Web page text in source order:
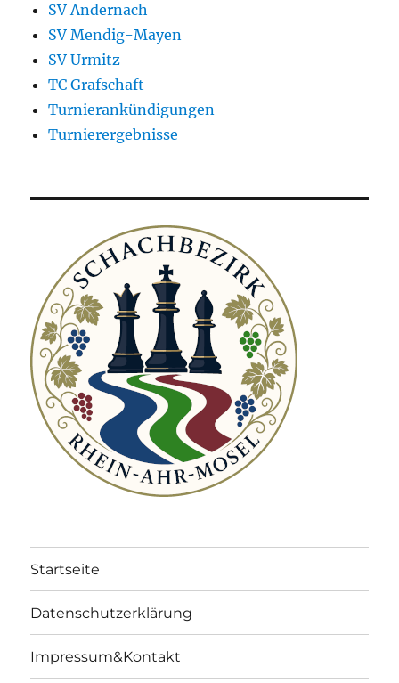
SV Andernach
SV Mendig-Mayen
SV Urmitz
TC Grafschaft
Turnierankündigungen
Turnierergebnisse
Startseite
Datenschutzerklärung
Impressum&Kontakt